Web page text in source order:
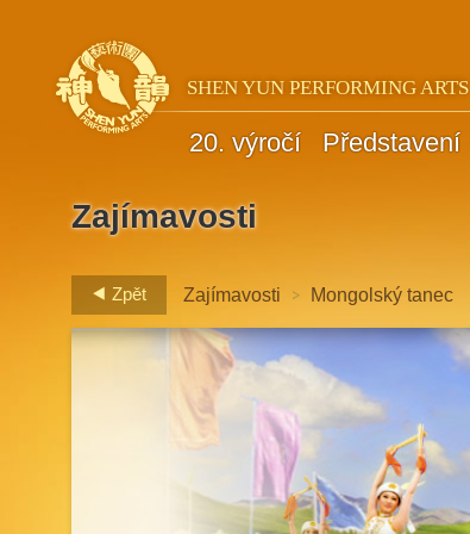
SHEN YUN PERFORMING ARTS
20. výročí Představení
Zajímavosti
Zpět Zajímavosti > Mongolský tanec